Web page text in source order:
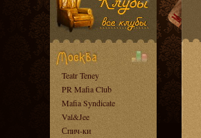
Teatr Teney
PR Mafia Club
Mafia Syndicate
Val&Jee
Спич-ки